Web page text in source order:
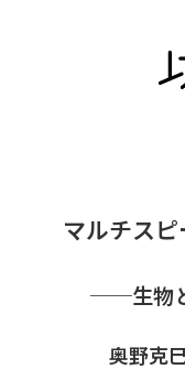
マルチス
──生物
奥野克